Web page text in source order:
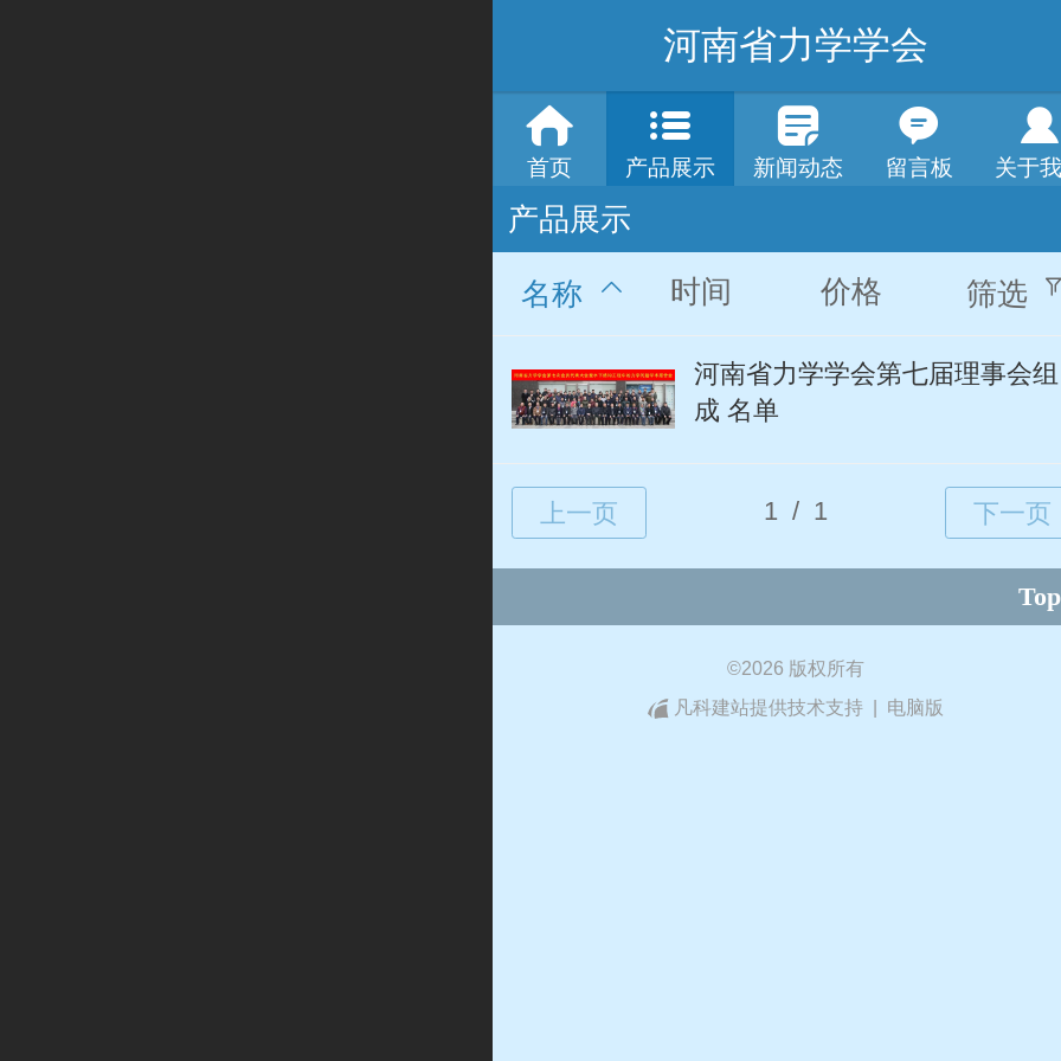
河南省力学学会
首页 产品展示 新闻动态 留言板 关于
产品展示
名称 时间 价格 筛选
河南省力学学会第七届理事会组
成 名单
Top
©2026 版权所有
凡科建站提供技术支持
电脑版